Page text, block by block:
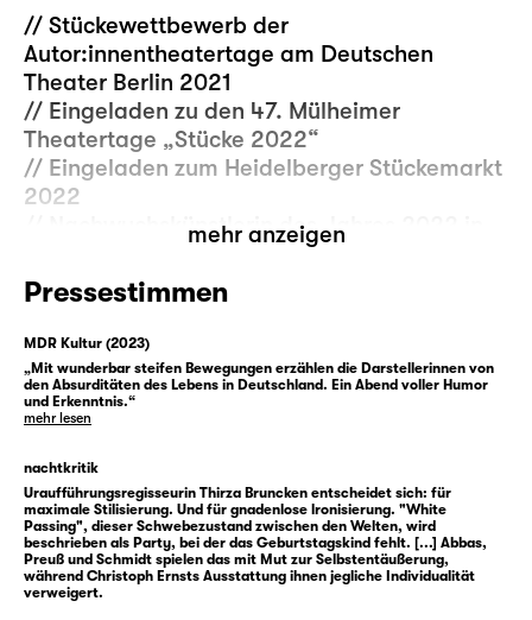
// Stückewettbewerb der
Autor:innentheatertage am Deutschen
Theater Berlin 2021
// Eingeladen zu den 47. Mülheimer
Theatertage „Stücke 2022“
// Eingeladen zum Heidelberger Stückemarkt
2022
// Nachwuchskünstlerin des Jahres 2022 in
der Kritiker:innen-Umfrage der Zeitschrift
„Theater heute“ ist Sarah Kilter
// Christoph Ernst war in der Kategorie
„Raum“ mit „White Passing“ (UA) für den
Deutschen Theaterpreis DER FAUST 2022
nominiert.
Man beweist einen bestimmten Geschmack,
ein entsprechendes Milieu und dass man es
sich leisten kann. Logisch, so jemand ist
materialistisch und sicher nicht links. Hat
man allerdings ein kostspieliges Tattoo,
mehr anzeigen
Pressestimmen
MDR Kultur (2023)
„Mit wunderbar steifen Bewegungen erzählen die Darstellerinnen von
den Absurditäten des Lebens in Deutschland. Ein Abend voller Humor
und Erkenntnis.“
mehr lesen
nachtkritik
Uraufführungsregisseurin Thirza Bruncken entscheidet sich: für
maximale Stilisierung. Und für gnadenlose lronisierung. "White
Passing", dieser Schwebezustand zwischen den Welten, wird
beschrieben als Party, bei der das Geburtstagskind fehlt. [...] Abbas,
Preuß und Schmidt spielen das mit Mut zur Selbstentäußerung,
während Christoph Ernsts Ausstattung ihnen jegliche Individualität
verweigert.